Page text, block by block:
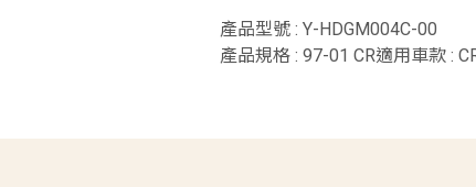
產品型號 : Y-HDGM004C-00
產品規格 : 97-01 CR適用車款 :